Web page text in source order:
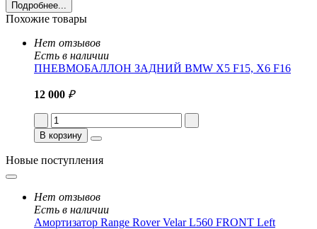
Подробнее...
Похожие товары
Нет отзывов
Есть в наличии
ПНЕВМОБАЛЛОН ЗАДНИЙ BMW X5 F15, X6 F16
12 000 ₽
В корзину
Новые поступления
Нет отзывов
Есть в наличии
Амортизатор Range Rover Velar L560 FRONT Left